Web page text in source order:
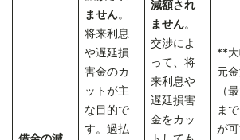
ません。
将来利息
や遅延損
害金のカ
ットが主
な目的で
す。過払
減額され
ません。
交渉によ
って、将
来利息や
遅延損害
金をカッ
**
元
（
ま
が